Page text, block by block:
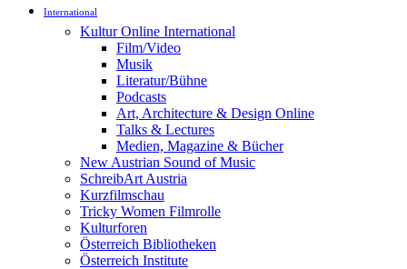
International
Kultur Online International
Film/Video
Musik
Literatur/Bühne
Podcasts
Art, Architecture & Design Online
Talks & Lectures
Medien, Magazine & Bücher
New Austrian Sound of Music
SchreibArt Austria
Kurzfilmschau
Tricky Women Filmrolle
Kulturforen
Österreich Bibliotheken
Österreich Institute